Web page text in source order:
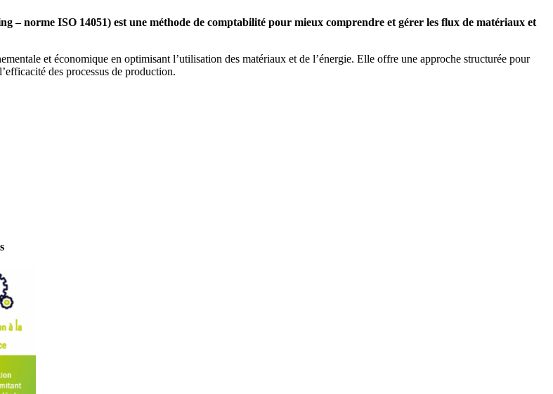
norme ISO 14051) est une méthode de comptabilité pour mieux comprendre et gérer les flux de matériaux et
et économique en optimisant l’utilisation des matériaux et de l’énergie. Elle offre une approche structurée pour
des processus de production.